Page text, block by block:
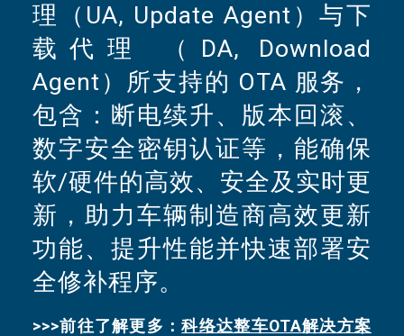
理（UA, Update Agent）与下
载代理 （DA, Download
Agent）所支持的 OTA 服务，
包含：断电续升、版本回滚、
数字安全密钥认证等，能确保
软/硬件的高效、安全及实时更
新，助力车辆制造商高效更新
功能、提升性能并快速部署安
全修补程序。
>>>前往了解更多 ：科络达整车OTA解决方案